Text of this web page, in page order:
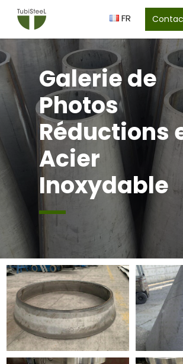
FR
Galerie de
Photos
Réductions
Acier
Inoxydable